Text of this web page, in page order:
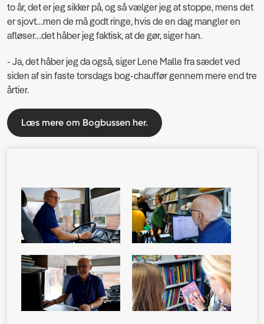
to år, det er jeg sikker på, og så vælger jeg at stoppe, mens det
er sjovt…men de må godt ringe, hvis de en dag mangler en
afløser…det håber jeg faktisk, at de gør, siger han.
- Ja, det håber jeg da også, siger Lene Malle fra sædet ved
siden af sin faste torsdags bog-chauffør gennem mere end tre
årtier.
Læs mere om Bogbussen her.